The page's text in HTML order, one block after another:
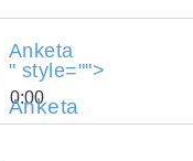
Anketa
" style="">
Anketa
0:00